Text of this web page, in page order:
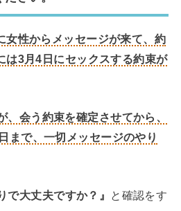
女性からメッセージが来て、約
は3月4日にセックスする約束が
、会う約束を確定させてから、
まで、一切メッセージのやり
で大丈夫ですか？』
と確認をす